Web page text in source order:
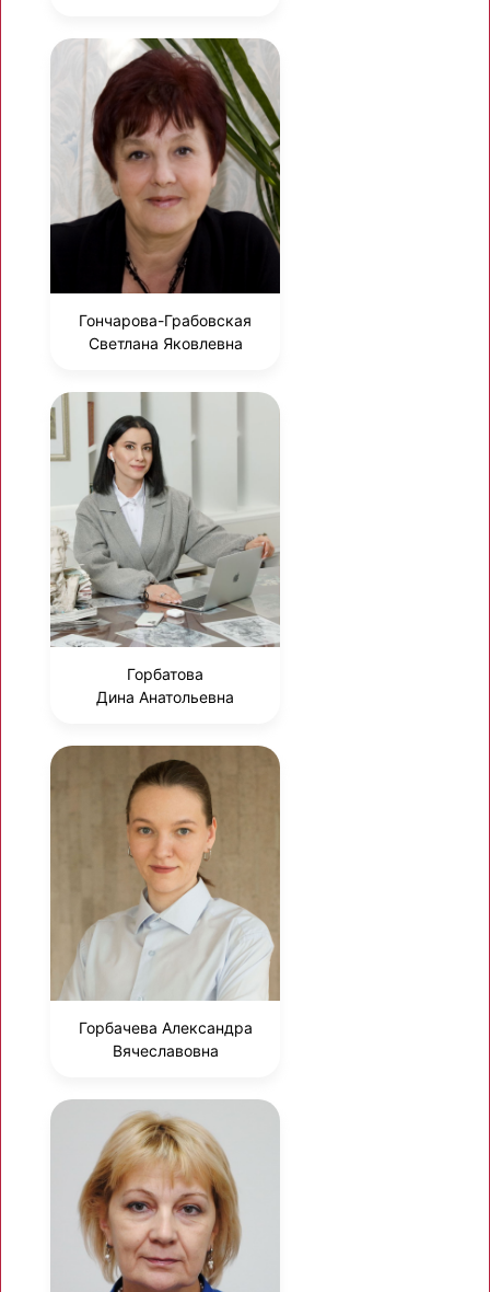
Гончарова-Грабовская
Светлана Яковлевна
Горбатова
Дина Анатольевна
Горбачева Александра
Вячеславовна